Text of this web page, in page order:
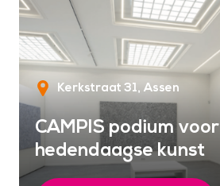
Kerkstraat 31 Assen
CAMPIS podium voor
hedendaagse kunst